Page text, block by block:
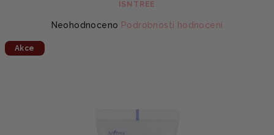
ISNTREE
Průměrné
Neohodnoceno Podrobnosti hodnocení
Akce